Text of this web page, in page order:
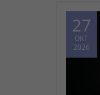
27
OKT
2026